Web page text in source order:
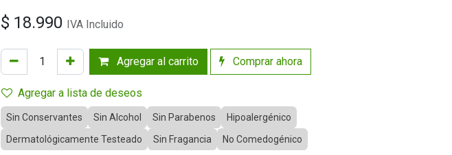
$ 18.990 IVA Incluido
Agregar al carrito Comprar ahora
Agregar a lista de deseos
Sin Conservantes Sin Alcohol Sin Parabenos
Hipoalergénico
Dermatológicamente Testeado
Sin Fragancia No Comedogénico